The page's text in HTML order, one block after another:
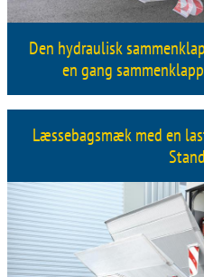
Den hydraulisk
en gang
Læssebagsmæk med en